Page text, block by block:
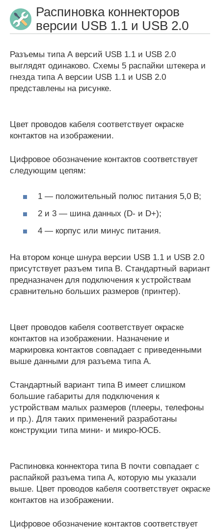
Распиновка коннекторов
версии USB 1.1 и USB 2.0
Разъемы типа А версий USB 1.1 и USB 2.0
выглядят одинаково. Схемы 5 распайки штекера и
гнезда типа А версии USB 1.1 и USB 2.0
представлены на рисунке.
Цвет проводов кабеля соответствует окраске
контактов на изображении.
Цифровое обозначение контактов соответствует
следующим цепям:
1 — положительный полюс питания 5,0 В;
2 и 3 — шина данных (D- и D+);
4 — корпус или минус питания.
На втором конце шнура версии USB 1.1 и USB 2.0
присутствует разъем типа В. Стандартный вариант
предназначен для подключения к устройствам
сравнительно больших размеров (принтер).
Цвет проводов кабеля соответствует окраске
контактов на изображении. Назначение и
маркировка контактов совпадает с приведенными
выше данными для разъема типа А.
Стандартный вариант типа В имеет слишком
большие габариты для подключения к
устройствам малых размеров (плееры, телефоны
и пр.). Для таких применений разработаны
конструкции типа мини- и микро-ЮСБ.
Распиновка коннектора типа В почти совпадает с
распайкой разъема типа А, которую мы указали
выше. Цвет проводов кабеля соответствует окраске
контактов на изображении.
Цифровое обозначение контактов соответствует